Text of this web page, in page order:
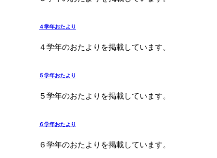
４学年おたより
４学年のおたよりを掲載しています。
５学年おたより
５学年のおたよりを掲載しています。
６学年おたより
６学年のおたよりを掲載しています。